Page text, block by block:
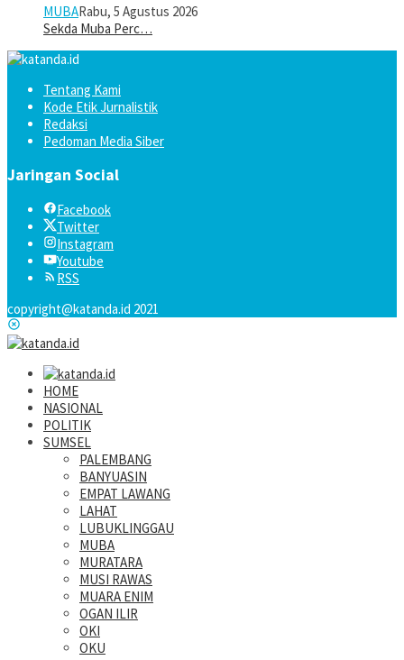
MUBARabu, 5 Agustus 2026
Sekda Muba Perc…
Tentang Kami
Kode Etik Jurnalistik
Redaksi
Pedoman Media Siber
Jaringan Social
Facebook
Twitter
Instagram
Youtube
RSS
copyright@katanda.id 2021
HOME
NASIONAL
POLITIK
SUMSEL
PALEMBANG
BANYUASIN
EMPAT LAWANG
LAHAT
LUBUKLINGGAU
MUBA
MURATARA
MUSI RAWAS
MUARA ENIM
OGAN ILIR
OKI
OKU